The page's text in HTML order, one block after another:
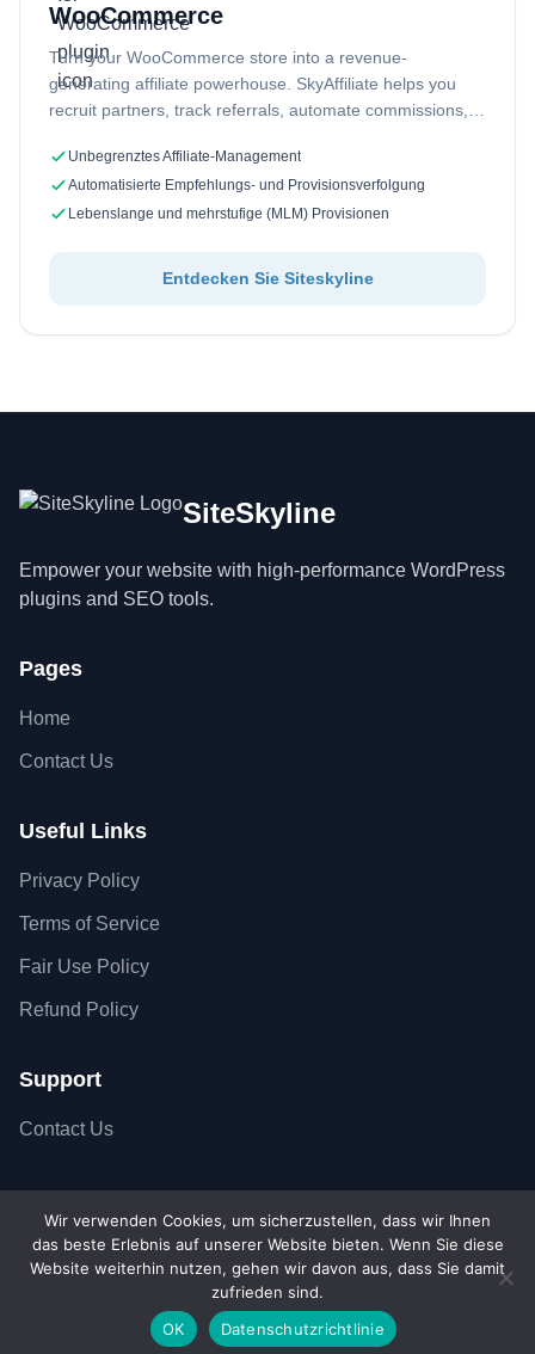
WooCommerce
Turn your WooCommerce store into a revenue-
generating affiliate powerhouse. SkyAffiliate helps you
recruit partners, track referrals, automate commissions,
Unbegrenztes Affiliate-Management
Automatisierte Empfehlungs- und Provisionsverfolgung
Lebenslange und mehrstufige (MLM) Provisionen
Entdecken Sie Siteskyline
SiteSkyline
Empower your website with high-performance WordPress
plugins and SEO tools.
Pages
Home
Contact Us
Useful Links
Privacy Policy
Terms of Service
Fair Use Policy
Refund Policy
Support
Contact Us
Copyright © 2026 SiteSkyline - All Rights Reserved.
Secure SSL Connection
Accepted payment
Wir verwenden Cookies, um sicherzustellen, dass wir Ihnen
das beste Erlebnis auf unserer Website bieten. Wenn Sie diese
Website weiterhin nutzen, gehen wir davon aus, dass Sie damit
zufrieden sind.
OK
Datenschutzrichtlinie